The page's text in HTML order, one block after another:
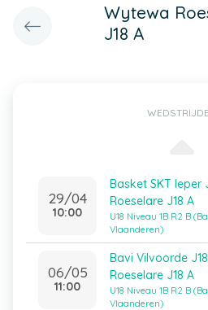
Wytewa
J18 A
29/04
10:00
Basket SKT Ieper
Roeselare J18 A
U18 Niveau 1B R2 B
Vlaanderen)
06/05
11:00
Bavi Vilvoorde
Roeselare J18 A
U18 Niveau 1B R2 B
Vlaanderen)